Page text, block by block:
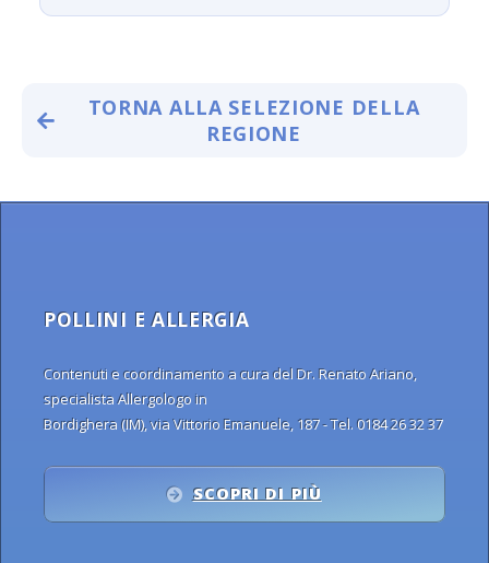
TORNA ALLA SELEZIONE DELLA
REGIONE
POLLINI E ALLERGIA
Contenuti e coordinamento a cura del Dr. Renato Ariano,
specialista Allergologo in
Bordighera (IM), via Vittorio Emanuele, 187 - Tel. 0184 26 32 37
SCOPRI DI PIÙ